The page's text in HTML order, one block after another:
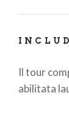
Il tour
abilitata